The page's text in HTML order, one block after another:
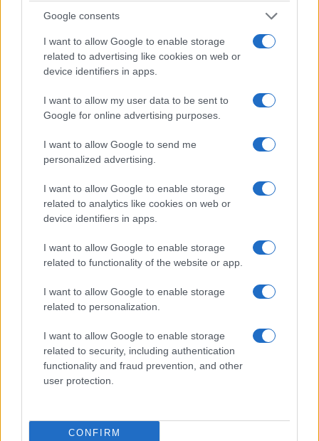
Google consents
I want to allow Google to enable storage
related to advertising like cookies on web or
device identifiers in apps.
I want to allow my user data to be sent to
Google for online advertising purposes.
I want to allow Google to send me
personalized advertising.
I want to allow Google to enable storage
related to analytics like cookies on web or
device identifiers in apps.
I want to allow Google to enable storage
related to functionality of the website or app.
I want to allow Google to enable storage
related to personalization.
I want to allow Google to enable storage
related to security, including authentication
functionality and fraud prevention, and other
user protection.
CONFIRM